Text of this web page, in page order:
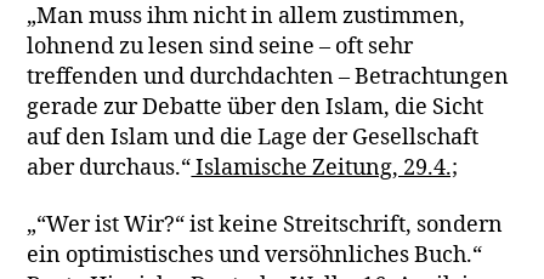
„Man muss ihm nicht in allem zustimmen,
lohnend zu lesen sind seine – oft sehr
treffenden und durchdachten – Betrachtungen
gerade zur Debatte über den Islam, die Sicht
auf den Islam und die Lage der Gesellschaft
aber durchaus.“Islamische Zeitung, 29.4.;
„“Wer ist Wir?“ ist keine Streitschrift, sondern
ein optimistisches und versöhnliches Buch.“